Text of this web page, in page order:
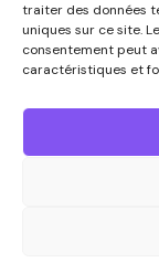
traiter des données
uniques sur ce site.
consentement peut
caractéristiques et
©